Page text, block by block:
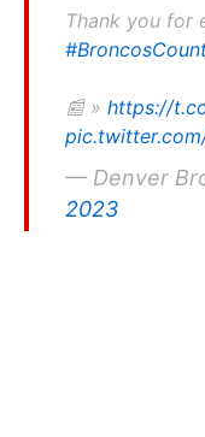
Thank you for
📰 » https://
— Denver
2023